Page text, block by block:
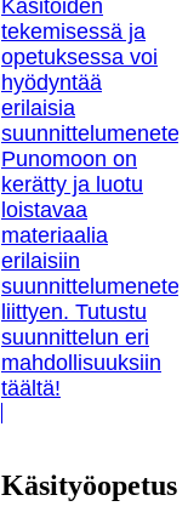
Käsitöiden
tekemisessä ja
opetuksessa voi
hyödyntää
erilaisia
Punomoon on
kerätty ja luotu
loistavaa
materiaalia
erilaisiin
liittyen. Tutustu
suunnittelun eri
mahdollisuuksiin
täältä!
Käsityöopetus